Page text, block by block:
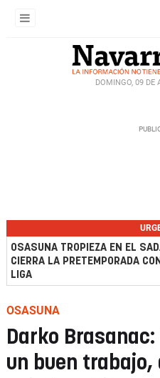
DOMINGO, 09 DE
OSASUNA TROPIEZA EN EL
CIERRA LA PRETEMPORADA
LIGA
OSASUNA
Darko
un buen